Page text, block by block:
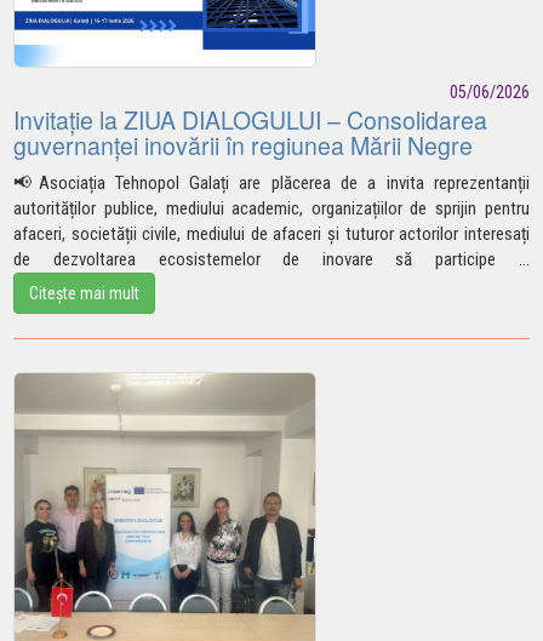
05/06/2026
Invitație la ZIUA DIALOGULUI – Consolidarea
guvernanței inovării în regiunea Mării Negre
📢 Asociația Tehnopol Galați are plăcerea de a invita reprezentanții
autorităților publice, mediului academic, organizațiilor de sprijin pentru
afaceri, societății civile, mediului de afaceri și tuturor actorilor interesați
de dezvoltarea ecosistemelor de inovare săparticipe ...
Citește mai mult